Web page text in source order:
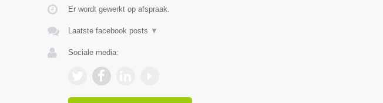
Er wordt gewerkt op afspraak.
Laatste facebook posts ▼
Sociale media: